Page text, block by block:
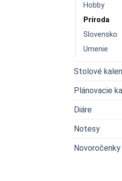
Hobby
Príroda
Slovensko
Umenie
Stolové
Plánovacie
Diáre
Notesy
Novoročenky